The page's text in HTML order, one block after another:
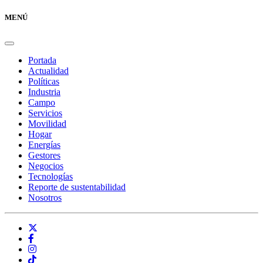
MENÚ
Portada
Actualidad
Políticas
Industria
Campo
Servicios
Movilidad
Hogar
Energías
Gestores
Negocios
Tecnologías
Reporte de sustentabilidad
Nosotros